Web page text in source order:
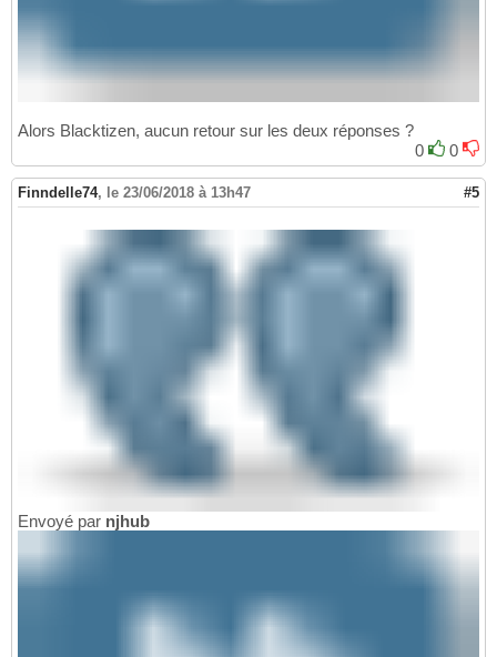
Alors Blacktizen, aucun retour sur les deux réponses ?
0
0
Finndelle74, le 23/06/2018 à 13h47 #5
Envoyé par njhub